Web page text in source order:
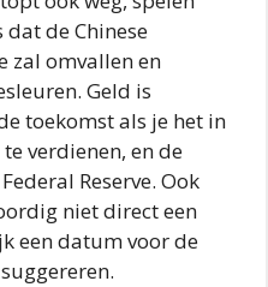
dat de Chinese
zal omvallen en
Geld is
toekomst als je het in
verdienen, en de
Reserve. Ook
niet direct een
een datum voor de